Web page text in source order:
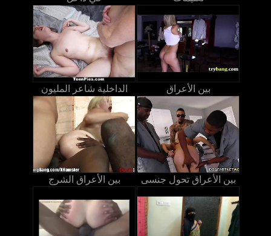
الداخلية شاعر المليون بين الأعراق
بين الأعراق الشرج بين الأعراق تحول جنسى